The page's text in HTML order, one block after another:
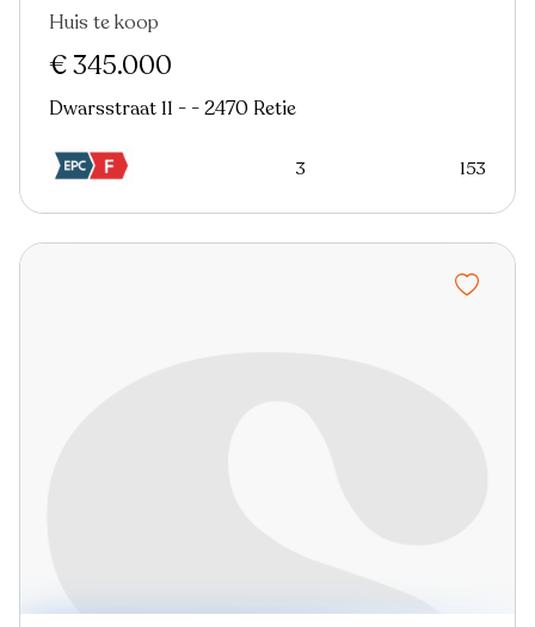
Nieuw
Huis te koop
€ 345.000
Dwarsstraat 11 - - 2470 Retie
3 153